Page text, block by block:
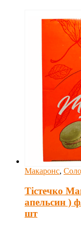
Макаронс,
Тістечко
апельсин )
шт